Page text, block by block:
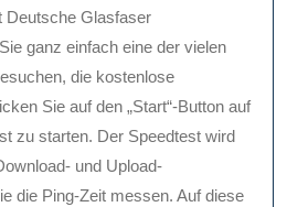
Deutsche Glasfaser
ganz einfach eine der vielen
die kostenlose
Sie auf den „Start“-Button auf
zu starten. Der Speedtest wird
und Upload-
die Ping-Zeit messen. Auf diese